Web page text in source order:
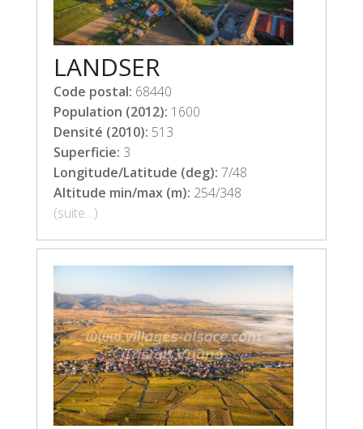
LANDSER
Code postal: 68440
Population (2012): 1600
Densité (2010): 513
Superficie: 3
Longitude/Latitude (deg): 7/48
Altitude min/max (m): 254/348
(suite…)